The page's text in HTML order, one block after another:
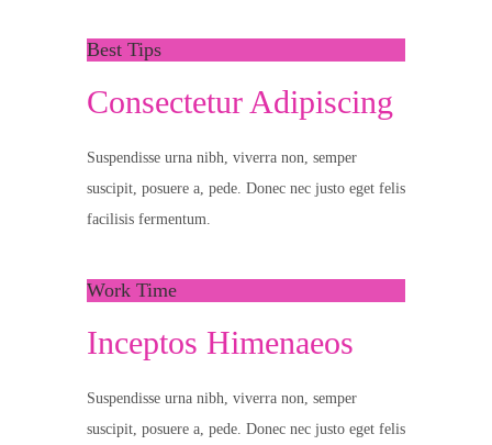
Best Tips
Consectetur Adipiscing
Suspendisse urna nibh, viverra non, semper
suscipit, posuere a, pede. Donec nec justo eget felis
facilisis fermentum.
Work Time
Inceptos Himenaeos
Suspendisse urna nibh, viverra non, semper
suscipit, posuere a, pede. Donec nec justo eget felis